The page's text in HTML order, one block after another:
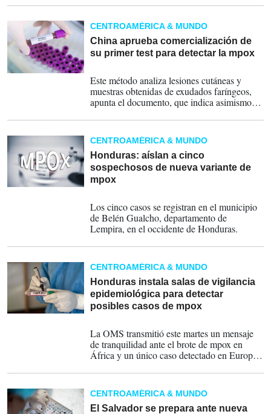
República Democrática del Congo, con
brotes importantes en otros países de la
región como Burundi o Uganda, según datos
de la OMS.
CENTROAMÉRICA & MUNDO
China aprueba comercialización de
su primer test para detectar la mpox
Este método analiza lesiones cutáneas y
muestras obtenidas de exudados faríngeos,
apunta el documento, que indica asimismo
también pruebas para la viruela del mono y
"otros productos relacionados".
CENTROAMÉRICA & MUNDO
Honduras: aíslan a cinco
sospechosos de nueva variante de
mpox
Los cinco casos se registran en el municipio
de Belén Gualcho, departamento de
Lempira, en el occidente de Honduras.
CENTROAMÉRICA & MUNDO
Honduras instala salas de vigilancia
epidemiológica para detectar
posibles casos de mpox
La OMS transmitió este martes un mensaje
de tranquilidad ante el brote de mpox en
África y un único caso detectado en Europa,
alarmistas y rumores en torno a esta
enfermedad y su modo de transmisión.
CENTROAMÉRICA & MUNDO
El Salvador se prepara ante nueva